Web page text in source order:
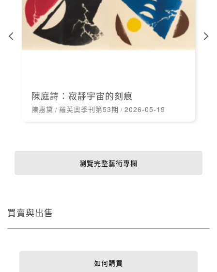
陳庭詩：寂靜宇宙的刻痕
陳惠黛 / 羅芙奧季刊第53期 / 2026-05-19
瀏覽完整藝術專欄
買賣與出售
如何購買